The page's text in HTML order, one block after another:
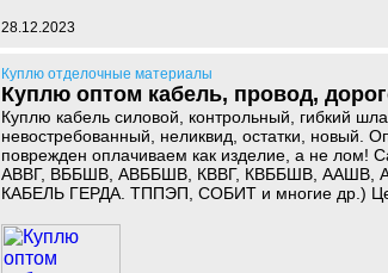
28.12.2023
Куплю отделочные материалы
Куплю оптом кабель, провод,
Куплю кабель силовой, контрольный, гибкий
невостребованный, неликвид, остатки, новый.
поврежден оплачиваем как изделие, а не лом!
АВВГ, ВББШВ, АВББШВ, КВВГ, КВББШВ, ААШВ,
КАБЕЛЬ ГЕРДА. ТППЭП, СОБИТ и многие др.)